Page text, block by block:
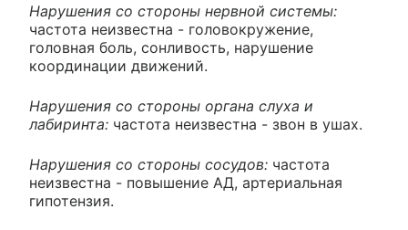
Нарушения со стороны нервной системы:
частота неизвестна - головокружение,
головная боль, сонливость, нарушение
координации движений.
Нарушения со стороны органа слуха и
лабиринта: частота неизвестна - звон в ушах.
Нарушения со стороны сосудов: частота
неизвестна - повышение АД, артериальная
гипотензия.